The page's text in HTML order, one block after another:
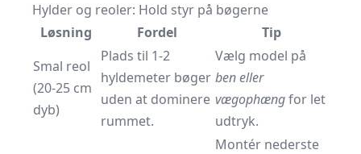
Hylder og reoler: Hold styr på bøgerne
Løsning
Fordel
Tip
Smal reol
(20-25 cm
dyb)
Plads til 1-2
hyldemeter bøger
uden at dominere
rummet.
Vælg model på
ben eller
vægophængfor let
udtryk.
Montér nederste